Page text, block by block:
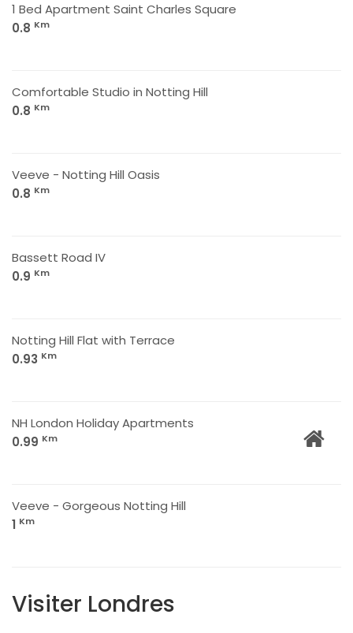
1 Bed Apartment Saint Charles Square
0.8 Km
Comfortable Studio in Notting Hill
0.8 Km
Veeve - Notting Hill Oasis
0.8 Km
Bassett Road IV
0.9 Km
Notting Hill Flat with Terrace
0.93 Km
NH London Holiday Apartments
0.99 Km
Veeve - Gorgeous Notting Hill
1 Km
Visiter Londres